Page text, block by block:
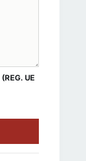
(REG. UE